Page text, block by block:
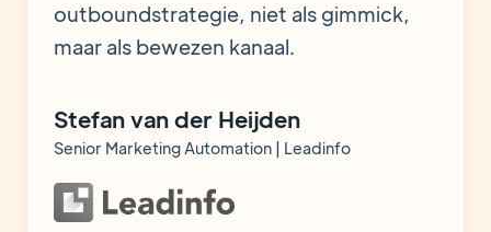
outboundstrategie, niet als gimmick,
maar als bewezen kanaal.
Stefan van der Heijden
Senior Marketing Automation | Leadinfo